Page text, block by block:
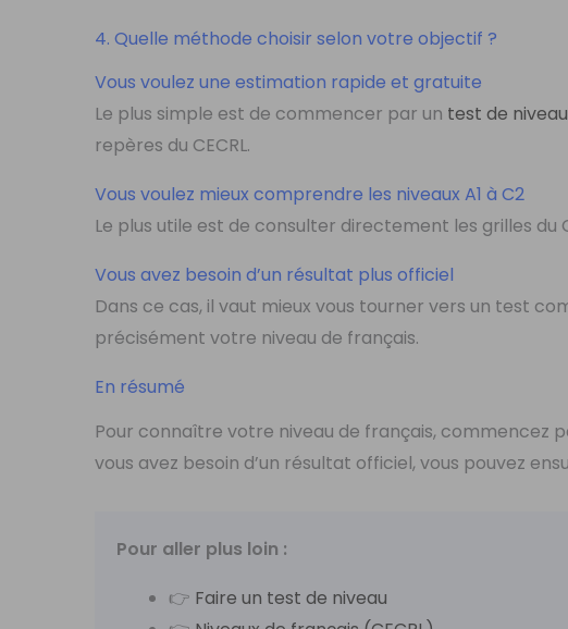
4. Quelle méthode choisir selon votre objectif ?
Vous voulez une estimation rapide et gratuite
Le plus simple est de commencer par un test de
repères du CECRL.
Vous voulez mieux comprendre les niveaux A1 à C2
Le plus utile est de consulter directement les grilles du
Vous avez besoin d’un résultat plus officiel
Dans ce cas, il vaut mieux vous tourner vers un test
précisément votre niveau de français.
En résumé
Pour connaître votre niveau de français, commencez
vous avez besoin d’un résultat officiel, vous pouvez
Pour aller plus loin :
👉 Faire un test de niveau